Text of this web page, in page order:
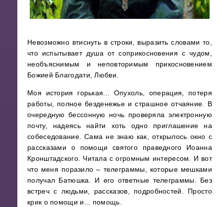
Невозможно втиснуть в строки, выразить словами то,
что испытывает душа от соприкосновения с чудом,
необъяснимым и неповторимым прикосновением
Божией Благодати, Любви.
Моя история горькая... Опухоль, операция, потеря
работы, полное безденежье и страшное отчаяние. В
очередную бессонную ночь проверяла электронную
почту, надеясь найти хоть одно приглашение на
собеседование. Сама не знаю как, открылось окно с
рассказами о помощи святого праведного Иоанна
Кронштадского. Читала с огромным интересом. И вот
что меня поразило – телеграммы, которые мешками
получал Батюшка. И его ответные телеграммы. Без
встреч с людьми, рассказов, подробностей. Просто
крик о помощи и... помощь.